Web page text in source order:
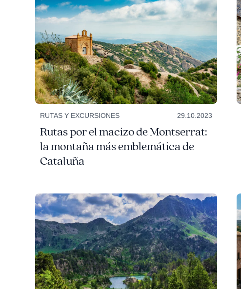
RUTAS Y EXCURSIONES 29.10.2023
Rutas por el macizo de Montserrat:
la montaña más emblemática de
Cataluña